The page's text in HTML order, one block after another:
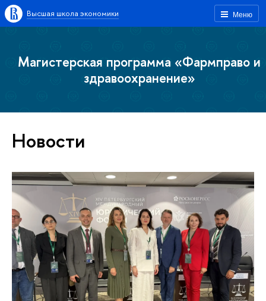
Меню
Высшая школа экономики
Магистерская программа «Фармправо и
здравоохранение»
Новости